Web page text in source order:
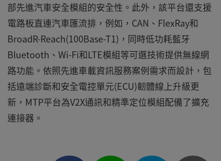
部先進汽車安全模組的安全性。此外，該平台還支援
電路板直連汽車匯流排，例如，CAN、FlexRay和
BroadR-Reach(100Base-T1)，同時低功耗藍牙
Bluetooth、Wi-Fi和LTE模組等可選技術提供無線網
路功能。依照先進車載資訊服務案例需求而設計，包
括遠端診斷和安全電控單元(ECU)韌體線上升級更
新，MTP平台為V2X通訊和精準定位模組配備了擴充
連接器。